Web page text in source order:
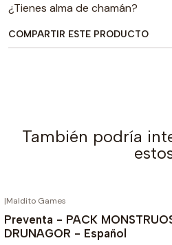
¿Tienes alma de chamán?
COMPARTIR ESTE PRODUCTO
También podría
-10%
|Maldito Games
Preventa - PACK
DRUNAGOR - Español